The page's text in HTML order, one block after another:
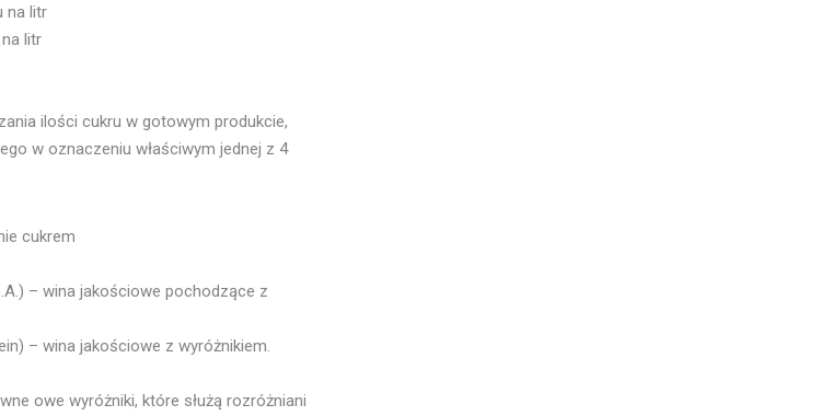
na litr
litr
ilości cukru w gotowym produkcie,
w oznaczeniu właściwym jednej z 4
cukrem
– wina jakościowe pochodzące z
– wina jakościowe z wyróżnikiem.
owe wyróżniki, które służą rozróżniani